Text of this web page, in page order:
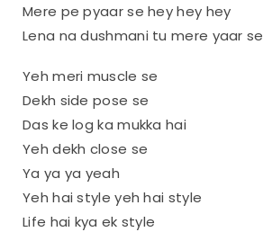
Mere pe pyaar se hey hey hey
Lena na dushmani tu mere yaar se
Yeh meri muscle se
Dekh side pose se
Das ke log ka mukka hai
Yeh dekh close se
Ya ya ya yeah
Yeh hai style yeh hai style
Life hai kya ek style